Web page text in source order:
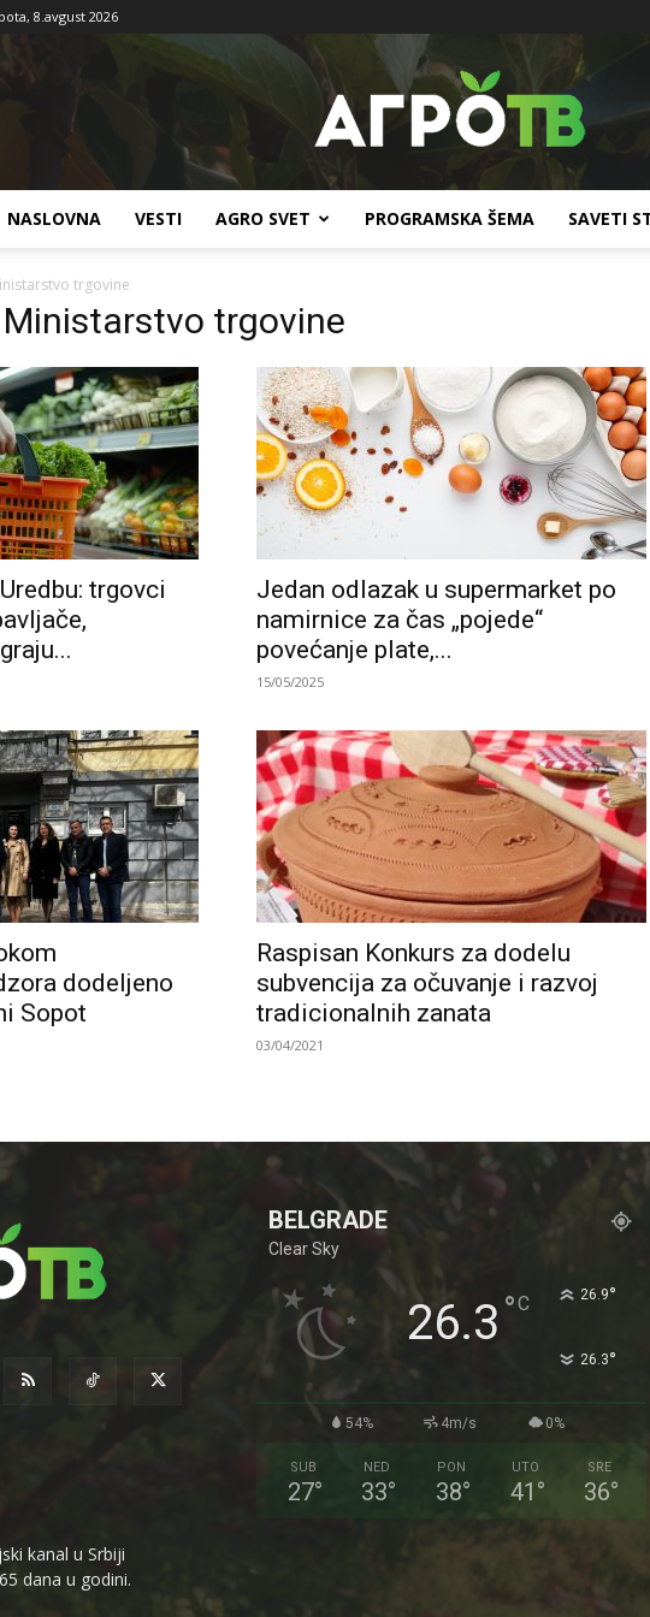
8.avgust 2026
TV
NASLOVNA VESTI AGRO SVET PROGRAMSKA ŠEMA SAVETI
trgovine
trgovine
trgovci
Jedan odlazak u supermarket po
namirnice za čas „pojede“
povećanje plate,...
15/05/2025
dodeljeno
Sopot
Raspisan Konkurs za dodelu
subvencija za očuvanje i razvoj
tradicionalnih zanata
03/04/2021
kanal u Srbiji
dana u godini.
BELGRADE
Clear Sky
26.3 °C 26.9°
26.3°
54% 4m/s 0%
SUB
27°
NED
33°
PON
38°
UTO
41 °
SRE
36°